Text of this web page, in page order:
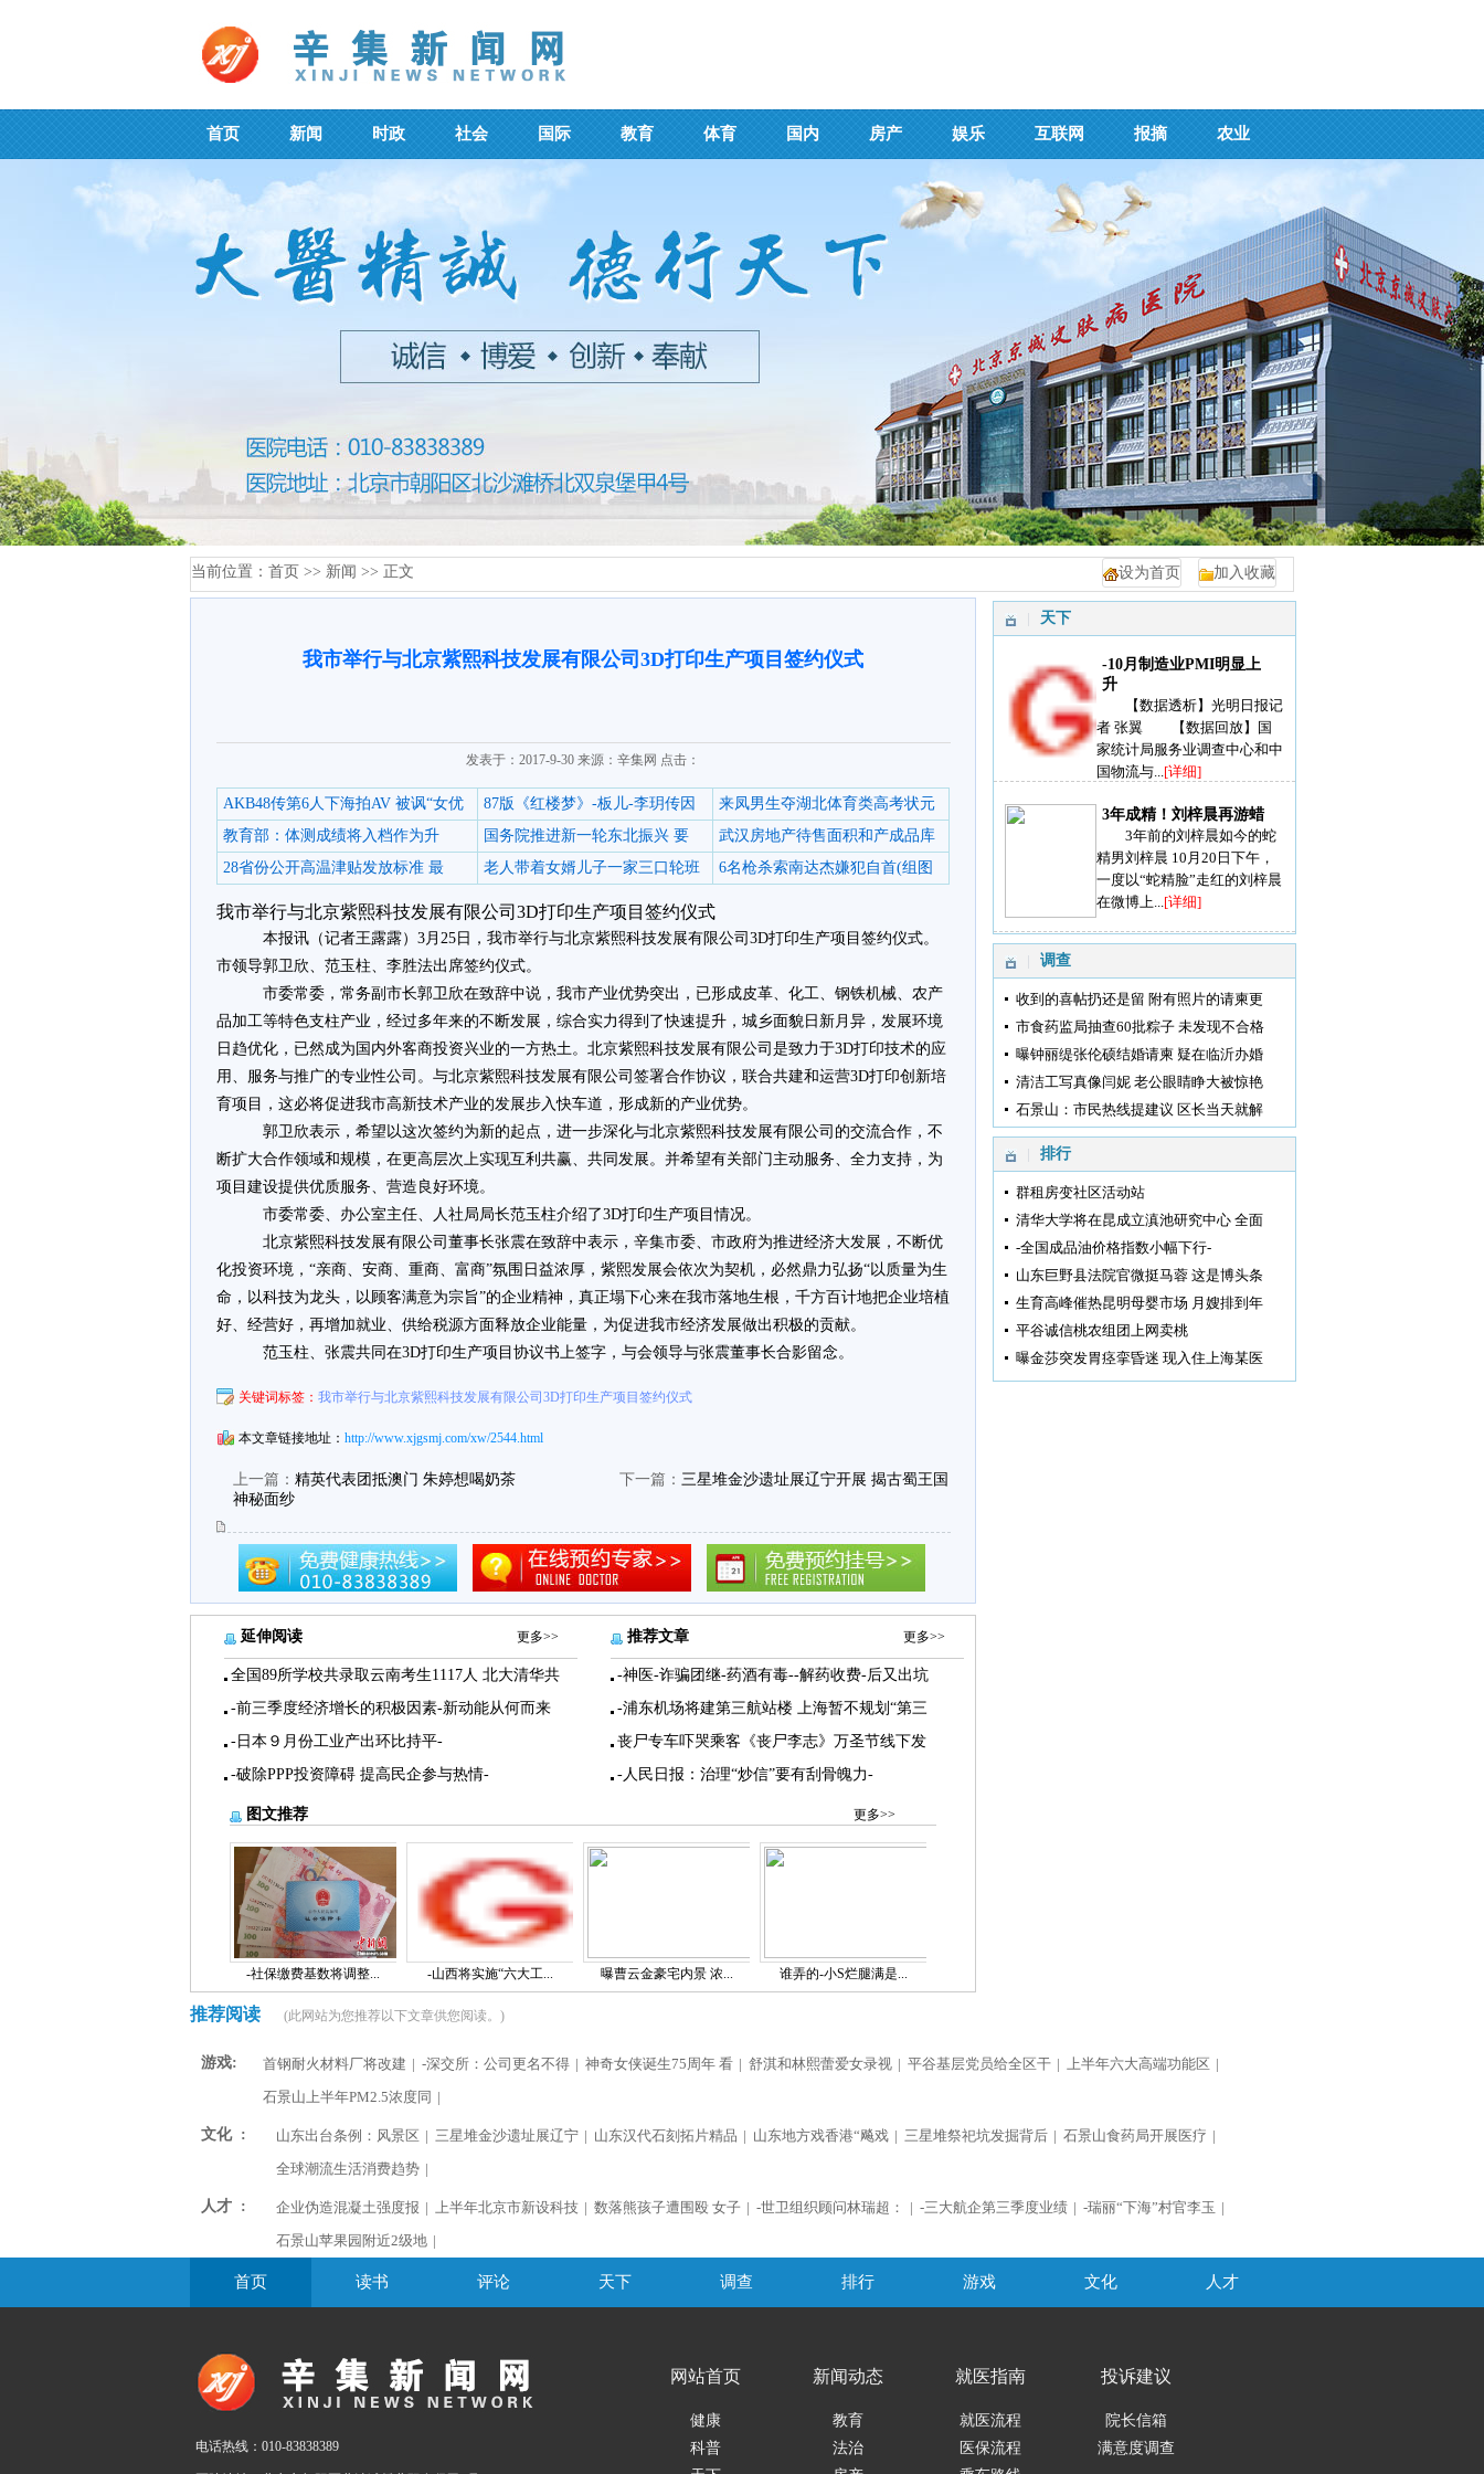
首页 新闻 时政 社会 国际 教育 体育 国内 房产 娱乐 互联网 报摘 农业
当前位置： 首页 >> 新闻 >> 正文 加入收藏
设为首页
我市举行与北京紫熙科技发展有限公司3D打印生产项目签约仪式
发表于：2017-9-30 来源：辛集网 点击：
AKB48传第6人下海拍AV 被讽“女优 87版《红楼梦》-板儿-李玥传因
来凤男生夺湖北体育类高考状元
教育部：体测成绩将入档作为升
国务院推进新一轮东北振兴 要
武汉房地产待售面积和产成品库
28省份公开高温津贴发放标准 最
老人带着女婿儿子一家三口轮班 6名枪杀索南达杰嫌犯自首(组图
我市举行与北京紫熙科技发展有限公司3D打印生产项目签约仪式
本报讯（记者王露露）3月25日，我市举行与北京紫熙科技发展有限公司3D打印生产项目签约仪式。
市领导郭卫欣、范玉柱、李胜法出席签约仪式。
市委常委，常务副市长郭卫欣在致辞中说，我市产业优势突出，已形成皮革、化工、钢铁机械、农产
品加工等特色支柱产业，经过多年来的不断发展，综合实力得到了快速提升，城乡面貌日新月异，发展环境
日趋优化，已然成为国内外客商投资兴业的一方热土。北京紫熙科技发展有限公司是致力于3D打印技术的应
用、服务与推广的专业性公司。与北京紫熙科技发展有限公司签署合作协议，联合共建和运营3D打印创新培
育项目，这必将促进我市高新技术产业的发展步入快车道，形成新的产业优势。
郭卫欣表示，希望以这次签约为新的起点，进一步深化与北京紫熙科技发展有限公司的交流合作，不
断扩大合作领域和规模，在更高层次上实现互利共赢、共同发展。并希望有关部门主动服务、全力支持，为
项目建设提供优质服务、营造良好环境。
市委常委、办公室主任、人社局局长范玉柱介绍了3D打印生产项目情况。
北京紫熙科技发展有限公司董事长张震在致辞中表示，辛集市委、市政府为推进经济大发展，不断优
化投资环境，“亲商、安商、重商、富商”氛围日益浓厚，紫熙发展会依次为契机，必然鼎力弘扬“以质量为生
命，以科技为龙头，以顾客满意为宗旨”的企业精神，真正塌下心来在我市落地生根，千方百计地把企业培植
好、经营好，再增加就业、供给税源方面释放企业能量，为促进我市经济发展做出积极的贡献。
范玉柱、张震共同在3D打印生产项目协议书上签字，与会领导与张震董事长合影留念。
关键词标签： 我市举行与北京紫熙科技发展有限公司3D打印生产项目签约仪式
本文章链接地址： http://www.xjgsmj.com/xw/2544.html
上一篇： 精英代表团抵澳门 朱婷想喝奶茶 下一篇： 三星堆金沙遗址展辽宁开展 揭古蜀王国
神秘面纱
延伸阅读 更多>>
全国89所学校共录取云南考生1117人 北大清华共
-前三季度经济增长的积极因素-新动能从何而来
-日本９月份工业产出环比持平-
-破除PPP投资障碍 提高民企参与热情-
推荐文章 更多>>
-神医-诈骗团继-药酒有毒--解药收费-后又出坑
-浦东机场将建第三航站楼 上海暂不规划“第三
丧尸专车吓哭乘客《丧尸李志》万圣节线下发
-人民日报：治理“炒信”要有刮骨魄力-
图文推荐 更多>>
-社保缴费基数将调整... -山西将实施“六大工... 曝曹云金豪宅内景 浓... 谁弄的-小S烂腿满是...
天下
-10月制造业PMI明显上
升
【数据透析】光明日报记
者 张翼 【数据回放】国
家统计局服务业调查中心和中
国物流与...[详细]
3年成精！刘梓晨再游蜡
3年前的刘梓晨如今的蛇
精男刘梓晨 10月20日下午，
一度以“蛇精脸”走红的刘梓晨
在微博上...[详细]
调查
收到的喜帖扔还是留 附有照片的请柬更
市食药监局抽查60批粽子 未发现不合格
曝钟丽缇张伦硕结婚请柬 疑在临沂办婚
清洁工写真像闫妮 老公眼睛睁大被惊艳
石景山：市民热线提建议 区长当天就解
排行
群租房变社区活动站
清华大学将在昆成立滇池研究中心 全面
-全国成品油价格指数小幅下行-
山东巨野县法院官微挺马蓉 这是博头条
生育高峰催热昆明母婴市场 月嫂排到年
平谷诚信桃农组团上网卖桃
曝金莎突发胃痉挛昏迷 现入住上海某医
推荐阅读 (此网站为您推荐以下文章供您阅读。)
游戏: 首钢耐火材料厂将改建 | -深交所：公司更名不得 | 神奇女侠诞生75周年 看 | 舒淇和林熙蕾爱女录视 | 平谷基层党员给全区干 | 上半年六大高端功能区 |
石景山上半年PM2.5浓度同 |
文化 : 山东出台条例：风景区 | 三星堆金沙遗址展辽宁 | 山东汉代石刻拓片精品 | 山东地方戏香港“飚戏 | 三星堆祭祀坑发掘背后 | 石景山食药局开展医疗 |
全球潮流生活消费趋势 |
人才 : 企业伪造混凝土强度报 | 上半年北京市新设科技 | 数落熊孩子遭围殴 女子 | -世卫组织顾问林瑞超： | -三大航企第三季度业绩 | -瑞丽“下海”村官李玉 |
石景山苹果园附近2级地 |
首页 读书 评论 天下 调查 排行 游戏 文化 人才
电话热线：010-83838389
网站首页
健康
科普
新闻动态
教育
法治
就医指南
就医流程
医保流程
投诉建议
院长信箱
满意度调查